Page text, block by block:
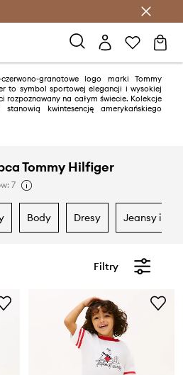
z Answear Club >
czerwono-granatowe logo marki Tommy
to symbol sportowej elegancji i wysokiej
rozpoznawany na całym świecie. Kolekcje
stanowią kwintesencję amerykańskiego
Tommy Hilfiger
7
body dresy jeansy i
Filtry